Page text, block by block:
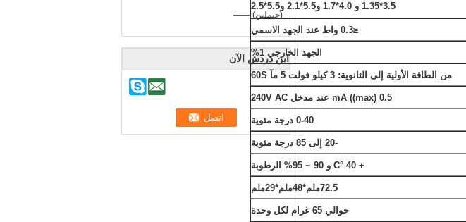
—— (جيملين)
ابن دردش الآن
3.5*1.35 و 4.0*1.7 و5.5*2.1 و5.5*2.5
≤0.3 واط عند الجهد الاسمي
الجهد الخارجي 1%
من الطاقة الأولية إلى الثانوية: 3 كيلو فولت 5 مآ 60S
0.5 mA ((max) عند مدخل 240V AC
0-40 درجة مئوية
-20 إلى 85 درجة مئوية
+ 40 °C و 90 ~ 95% الرطوبة
72.5ملم*48ملم*29ملم
حوالي 65 غرام لكل وحدة